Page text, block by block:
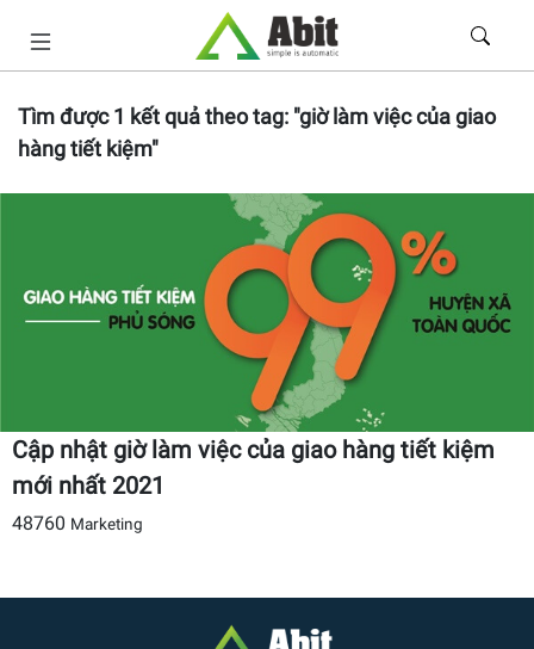
Tìm được1 kết quả theo tag: "giờ làm việc của giao
hàng tiết kiệm"
Cập nhật giờ làm việc của giao hàng tiết kiệm
mới nhất 2021
48760 Marketing